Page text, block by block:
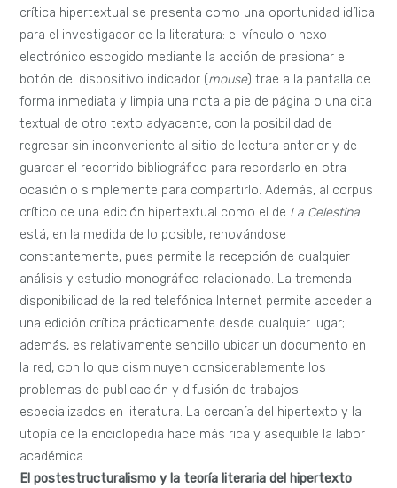
crítica hipertextual se presenta como una oportunidad idílica
para el investigador de la literatura: el vínculo o nexo
electrónico escogido mediante la acción de presionar el
botón del dispositivo indicador (mouse) trae a la pantalla de
forma inmediata y limpia una nota a pie de página o una cita
textual de otro texto adyacente, con la posibilidad de
regresar sin inconveniente al sitio de lectura anterior y de
guardar el recorrido bibliográfico para recordarlo en otra
ocasión o simplemente para compartirlo. Además, al corpus
crítico de una edición hipertextual como el de La Celestina
está, en la medida de lo posible, renovándose
constantemente, pues permite la recepción de cualquier
análisis y estudio monográfico relacionado. La tremenda
disponibilidad de la red telefónica Internet permite acceder a
una edición crítica prácticamente desde cualquier lugar;
además, es relativamente sencillo ubicar un documento en
la red, con lo que disminuyen considerablemente los
problemas de publicación y difusión de trabajos
especializados en literatura. La cercanía del hipertexto y la
utopía de la enciclopedia hace más rica y asequible la labor
académica.
El postestructuralismo y la teoría literaria del hipertexto